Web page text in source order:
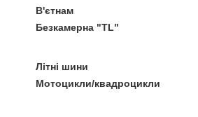
В'єтнам
Безкамерна "TL"
Літні шини
Мотоцикли/квадроцикли